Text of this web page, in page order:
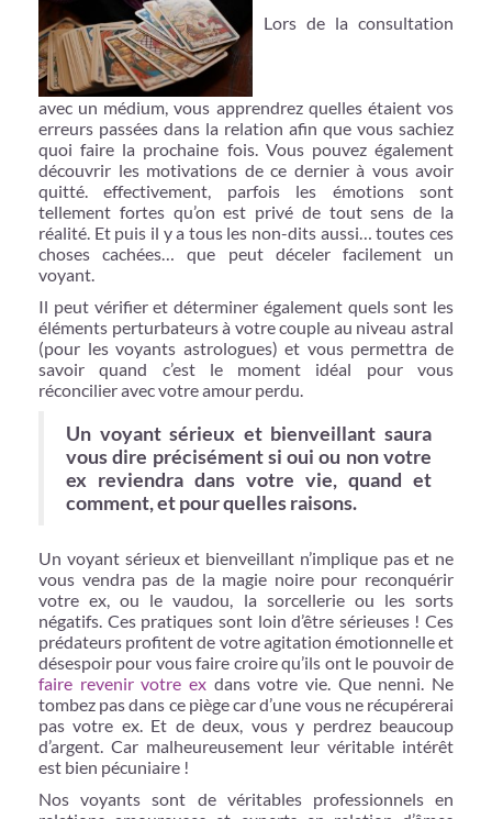
Lors de la consultation
avec un médium, vous apprendrez quelles étaient vos
erreurs passées dans la relation afin que vous sachiez
quoi faire la prochaine fois. Vous pouvez également
découvrir les motivations de ce dernier à vous avoir
quitté. effectivement, parfois les émotions sont
tellement fortes qu’on est privé de tout sens de la
réalité. Et puis il y a tous les non-dits aussi… toutes ces
choses cachées… que peut déceler facilement un
voyant.
Il peut vérifier et déterminer également quels sont les
éléments perturbateurs à votre couple au niveau astral
(pour les voyants astrologues) et vous permettra de
savoir quand c’est le moment idéal pour vous
réconcilier avec votre amour perdu.
Un voyant sérieux et bienveillant saura
vous dire précisément si oui ou non votre
ex reviendra dans votre vie, quand et
comment, et pour quelles raisons.
Un voyant sérieux et bienveillant n’implique pas et ne
vous vendra pas de la magie noire pour reconquérir
votre ex, ou le vaudou, la sorcellerie ou les sorts
négatifs. Ces pratiques sont loin d’être sérieuses ! Ces
prédateurs profitent de votre agitation émotionnelle et
désespoir pour vous faire croire qu’ils ont le pouvoir de
faire revenir votre ex dans votre vie. Que nenni. Ne
tombez pas dans ce piège car d’une vous ne récupérerai
pas votre ex. Et de deux, vous y perdrez beaucoup
d’argent. Car malheureusement leur véritable intérêt
est bien pécuniaire !
Nos voyants sont de véritables professionnels en